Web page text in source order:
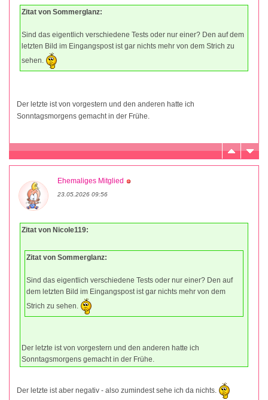
Zitat von Sommerglanz:
Sind das eigentlich verschiedene Tests oder nur einer? Den auf dem
letzten Bild im Eingangspost ist gar nichts mehr von dem Strich zu
sehen.
Der letzte ist von vorgestern und den anderen hatte ich
Sonntagsmorgens gemacht in der Frühe.
Ehemaliges Mitglied
23.05.2026 09:56
Zitat von Nicole119:
Zitat von Sommerglanz:
Sind das eigentlich verschiedene Tests oder nur einer? Den auf
dem letzten Bild im Eingangspost ist gar nichts mehr von dem
Strich zu sehen.
Der letzte ist von vorgestern und den anderen hatte ich
Sonntagsmorgens gemacht in der Frühe.
Der letzte ist aber negativ - also zumindest sehe ich da nichts.